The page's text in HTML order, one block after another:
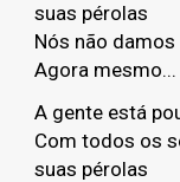
suas pérolas
Nós não
Agora
A gente está
Com todos os
suas pérolas